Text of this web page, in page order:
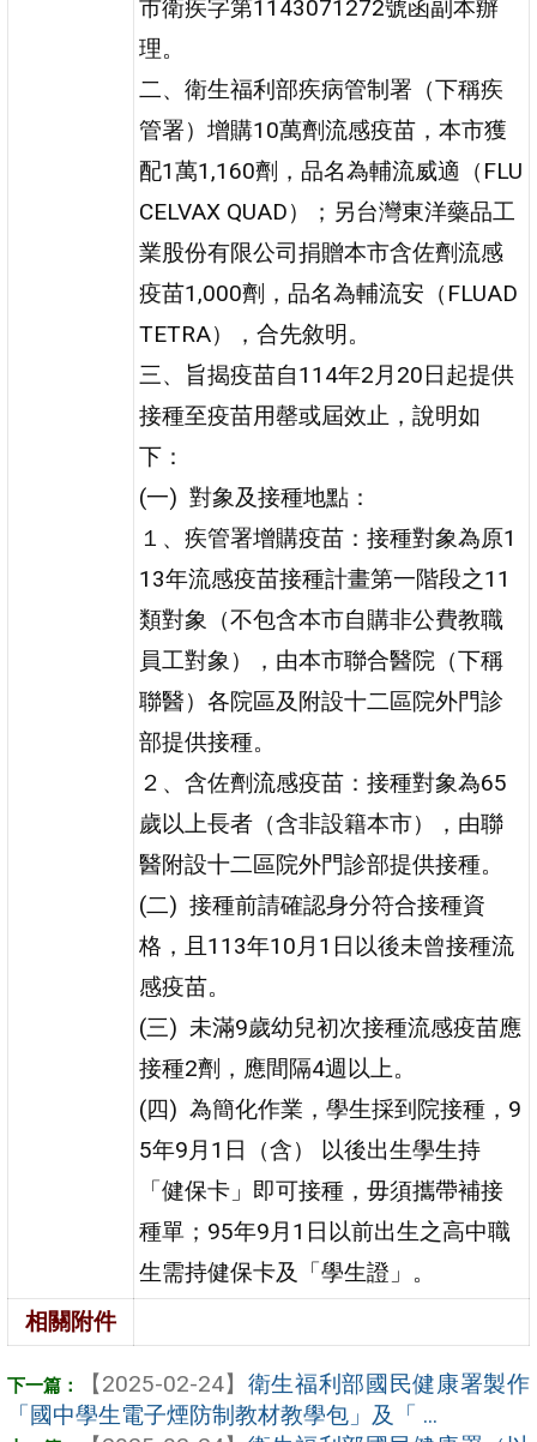
市衛疾字第1143071272號函副本辦
理。
二、衛生福利部疾病管制署（下稱疾
管署）增購10萬劑流感疫苗，本市獲
配1萬1,160劑，品名為輔流威適（FLU
CELVAX QUAD）；另台灣東洋藥品工
業股份有限公司捐贈本市含佐劑流感
疫苗1,000劑，品名為輔流安（FLUAD
TETRA），合先敘明。
三、旨揭疫苗自114年2月20日起提供
接種至疫苗用罄或屆效止，說明如
下：
(一) 對象及接種地點：
１、疾管署增購疫苗：接種對象為原1
13年流感疫苗接種計畫第一階段之11
類對象（不包含本市自購非公費教職
員工對象），由本市聯合醫院（下稱
聯醫）各院區及附設十二區院外門診
部提供接種。
２、含佐劑流感疫苗：接種對象為65
歲以上長者（含非設籍本市），由聯
醫附設十二區院外門診部提供接種。
(二) 接種前請確認身分符合接種資
格，且113年10月1日以後未曾接種流
感疫苗。
(三) 未滿9歲幼兒初次接種流感疫苗應
接種2劑，應間隔4週以上。
(四) 為簡化作業，學生採到院接種，9
5年9月1日（含） 以後出生學生持
「健保卡」即可接種，毋須攜帶補接
種單；95年9月1日以前出生之高中職
生需持健保卡及「學生證」。
相關附件
【2025-02-24】 衛生福利部國民健康署製作
「國中學生電子煙防制教材教學包」及「 ...